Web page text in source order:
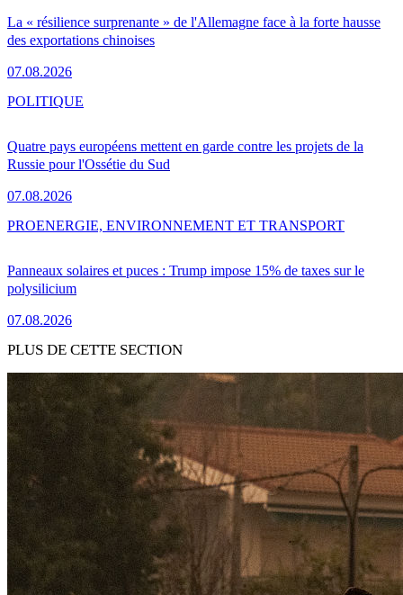
La « résilience surprenante » de l'Allemagne face à la forte hausse
des exportations chinoises
07.08.2026
Quatre pays européens mettent en garde contre les projets de la
Russie pour l'Ossétie du Sud
07.08.2026
POLITIQUE
Panneaux solaires et puces : Trump impose 15% de taxes sur le
polysilicium
07.08.2026
PROENERGIE, ENVIRONNEMENT ET TRANSPORT
PLUS DE CETTE SECTION